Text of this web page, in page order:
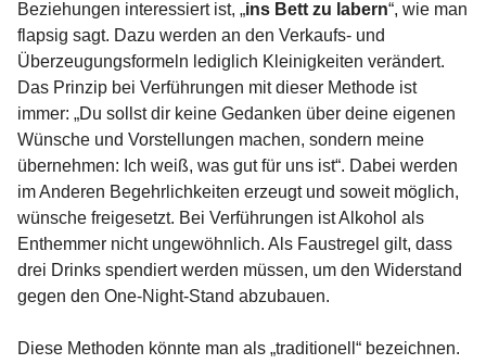
Beziehungen interessiert ist, „ins Bett zu labern“, wie man
flapsig sagt. Dazu werden an den Verkaufs- und
Überzeugungsformeln lediglich Kleinigkeiten verändert.
Das Prinzip bei Verführungen mit dieser Methode ist
immer: „Du sollst dir keine Gedanken über deine eigenen
Wünsche und Vorstellungen machen, sondern meine
übernehmen: Ich weiß, was gut für uns ist“. Dabei werden
im Anderen Begehrlichkeiten erzeugt und soweit möglich,
wünsche freigesetzt. Bei Verführungen ist Alkohol als
Enthemmer nicht ungewöhnlich. Als Faustregel gilt, dass
drei Drinks spendiert werden müssen, um den Widerstand
gegen den One-Night-Stand abzubauen.
Diese Methoden könnte man als „traditionell“ bezeichnen.